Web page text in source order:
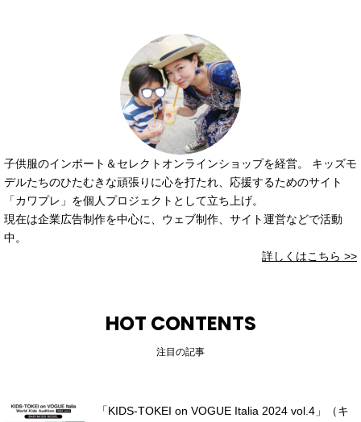
子供服のインポート＆セレクトオンラインショップを経営。 キッズモ
デルたちのひたむきな頑張りに心を打たれ、応援するためのサイト
「カワプレ」を個人プロジェクトとして立ち上げ。
現在は企業広告制作を中心に、ウェブ制作、サイト運営などで活動
中。
詳しくはこちら >>
HOT CONTENTS
注目の記事
「KIDS-TOKEI on VOGUE Italia 2024 vol.4」（キ